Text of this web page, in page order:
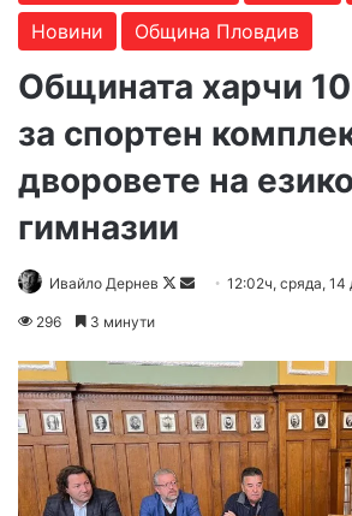
Новини
Община Пловдив
Общината харчи
за спортен
дворовете на
гимназии
Ивайло Дернев
Follow
Send12:02ч, сряда,
296 3 минути